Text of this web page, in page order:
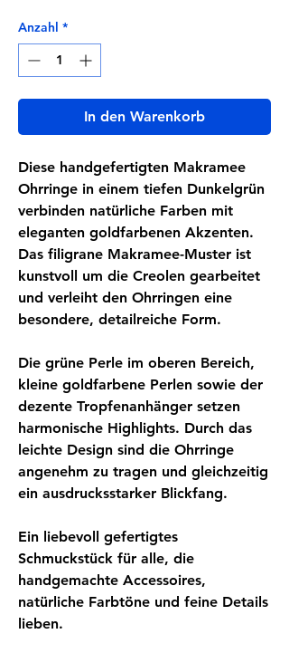
Anzahl *
In den Warenkorb
Diese handgefertigten Makramee
Ohrringe in einem tiefen Dunkelgrün
verbinden natürliche Farben mit
eleganten goldfarbenen Akzenten.
Das filigrane Makramee-Muster ist
kunstvoll um die Creolen gearbeitet
und verleiht den Ohrringen eine
besondere, detailreiche Form.
Die grüne Perle im oberen Bereich,
kleine goldfarbene Perlen sowie der
dezente Tropfenanhänger setzen
harmonische Highlights. Durch das
leichte Design sind die Ohrringe
angenehm zu tragen und gleichzeitig
ein ausdrucksstarker Blickfang.
Ein liebevoll gefertigtes
Schmuckstück für alle, die
handgemachte Accessoires,
natürliche Farbtöne und feine Details
lieben.